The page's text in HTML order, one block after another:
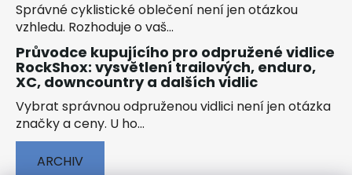
Správné cyklistické oblečení není jen otázkou
vzhledu. Rozhoduje o vaš...
Průvodce kupujícího pro odpružené vidlice
RockShox: vysvětlení trailových, enduro,
XC, downcountry a dalších vidlic
Vybrat správnou odpruženou vidlici není jen otázka
značky a ceny. U ho...
ARCHIV